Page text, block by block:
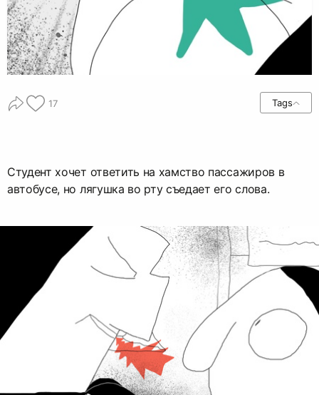
17 Tags
Студент хочет ответить на хамство пассажиров в
автобусе, но лягушка во рту съедает его слова.